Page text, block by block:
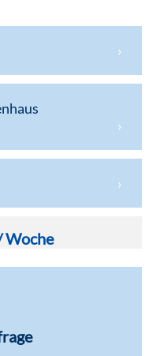
Woche